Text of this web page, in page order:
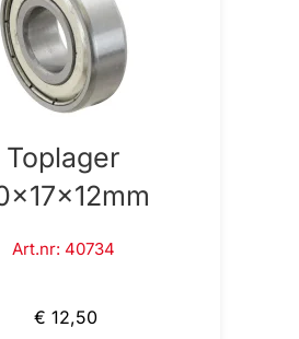
Toplager
Art.nr: 40734
€ 12,50